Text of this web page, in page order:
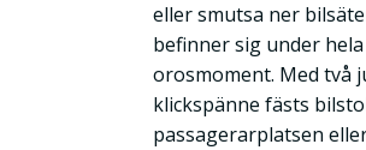
eller smutsa ner
befinner sig under
orosmoment. Med två
klickspänne fästs
passagerarplatsen